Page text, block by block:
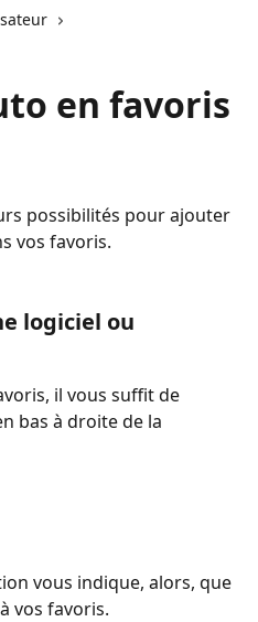
en favoris
possibilités pour ajouter
vos favoris.
logiciel ou
il vous suffit de
bas à droite de la
vous indique, alors, que
vos favoris.